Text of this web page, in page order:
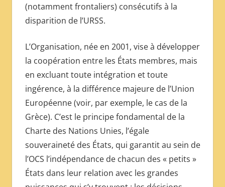
(notamment frontaliers) consécutifs à la
disparition de l’URSS.
L’Organisation, née en 2001, vise à développer
la coopération entre les États membres, mais
en excluant toute intégration et toute
ingérence, à la différence majeure de l’Union
Européenne (voir, par exemple, le cas de la
Grèce). C’est le principe fondamental de la
Charte des Nations Unies, l’égale
souveraineté des États, qui garantit au sein de
l’OCS l’indépendance de chacun des « petits »
États dans leur relation avec les grandes